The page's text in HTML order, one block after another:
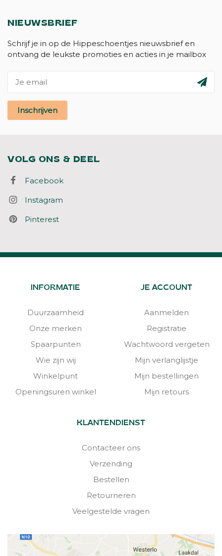
NIEUWSBRIEF
Schrijf je in op de Hippeschoentjes nieuwsbrief en
ontvang de leukste promoties en acties in je mailbox
Inschrijven
VOLG ONS & DEEL
Facebook
Instagram
Pinterest
INFORMATIE
Duurzaamheid
Onze merken
Spaarpunten
Wie zijn wij
Winkelpunt
Openingsuren winkel
JE ACCOUNT
Aanmelden
Registratie
Wachtwoord vergeten
Mijn verlanglijstje
Mijn bestellingen
Mijn retours
KLANTENDIENST
Contacteer ons
Verzending
Bestellen
Retourneren
Veelgestelde vragen